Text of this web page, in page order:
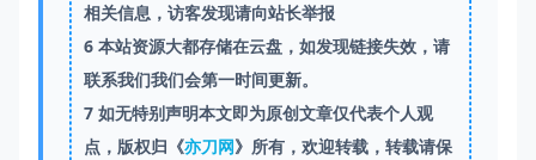
相关信息，访客发现请向站长举报
6本站资源大都存储在云盘，如发现链接失效，请
联系我们我们会第一时间更新。
7如无特别声明本文即为原创文章仅代表个人观
点，版权归《亦刀网》所有，欢迎转载，转载请保